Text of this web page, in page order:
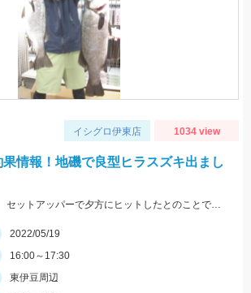
イシグロ伊東店 1034 view
果情報！地磯で良型ヒラスズキ出まし
ヒットルアーはダイワ セットアッパーで夕方にヒットしたとのことです。83ｃｍ5ｋｇのナイスサイズでした！情報提供ありがとうございます！
2022/05/19
16:00～17:30
東伊豆周辺